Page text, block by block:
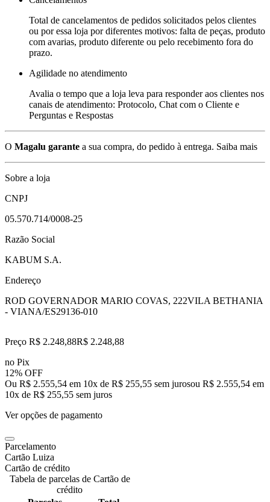
Total de cancelamentos de pedidos solicitados pelos clientes
ou por essa loja por diferentes motivos: falta de peças, produto
com avarias, produto diferente ou pelo recebimento fora do
prazo.
Agilidade no atendimento
Avalia o tempo que a loja leva para responder aos clientes nos
canais de atendimento: Protocolo, Chat com o Cliente e
Perguntas e Respostas
O Magalu garante a sua compra, do pedido à entrega. Saiba mais
Sobre a loja
CNPJ
05.570.714/0008-25
Razão Social
KABUM S.A.
Endereço
ROD GOVERNADOR MARIO COVAS, 222VILA BETHANIA
- VIANA/ES29136-010
Preço R$ 2.248,88R$ 2.248,88
no Pix
12% OFF
Ou R$ 2.555,54 em 10x de R$ 255,55 sem jurosou R$ 2.555,54 em
10x de R$ 255,55 sem juros
Ver opções de pagamento
Parcelamento
Cartão Luiza
Cartão de crédito
Tabela de parcelas de Cartão de
crédito